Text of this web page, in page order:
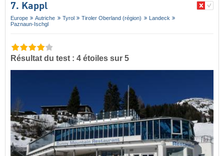
7. Kappl
Europe Autriche Tyrol Tiroler Oberland (région)
Landeck
Paznaun-Ischgl
Résultat du test : 4 étoiles sur 5